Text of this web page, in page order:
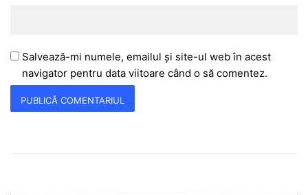
Salvează-mi numele, emailul și site-ul web în acest
navigator pentru data viitoare când o să comentez.